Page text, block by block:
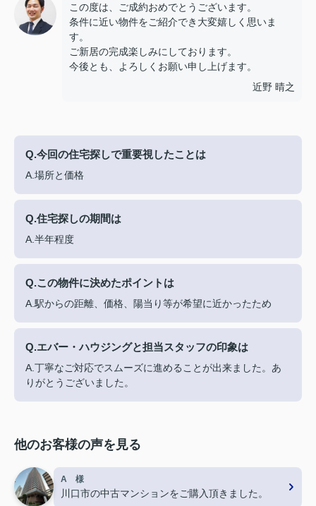
この度は、ご成約おめでとうございます。
条件に近い物件をご紹介でき大変嬉しく思いま
す。
ご新居の完成楽しみにしております。
今後とも、よろしくお願い申し上げます。
近野 晴之
Q.今回の住宅探しで重要視したことは
A.場所と価格
Q.住宅探しの期間は
A.半年程度
Q.この物件に決めたポイントは
A.駅からの距離、価格、陽当り等が希望に近かったため
Q.エバー・ハウジングと担当スタッフの印象は
A.丁寧なご対応でスムーズに進めることが出来ました。あ
りがとうございました。
他のお客様の声を見る
A 様
川口市の中古マンションをご購入頂きました。